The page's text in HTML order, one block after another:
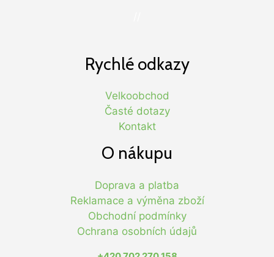
Rychlé odkazy
Velkoobchod
Časté dotazy
Kontakt
O nákupu
Doprava a platba
Reklamace a výměna zboží
Obchodní podmínky
Ochrana osobních údajů